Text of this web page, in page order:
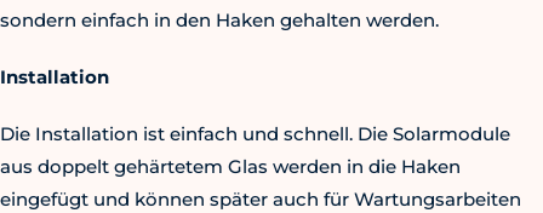
sondern einfach in den Haken gehalten werden.
Installation
Die Installation ist einfach und schnell. Die Solarmodule
aus doppelt gehärtetem Glas werden in die Haken
eingefügt und können später auch für Wartungsarbeiten